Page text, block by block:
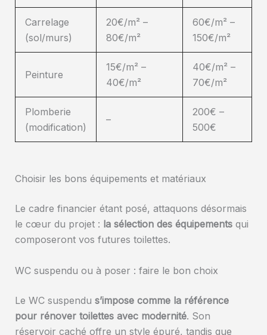
Carrelage
(sol/murs)
20€/m² –
80€/m²
60€/m² –
150€/m²
Peinture
15€/m² –
40€/m²
40€/m² –
70€/m²
Plomberie
(modification)
–
200€ –
500€
Choisir les bons équipements et matériaux
Le cadre financier étant posé, attaquons désormais
le cœur du projet : la sélection des équipementsqui
composeront vos futures toilettes.
WC suspendu ou à poser : faire le bon choix
Le WC suspendu s’impose comme la référence
pour rénover toilettes avec modernité. Son
réservoir caché offre un style épuré, tandis que